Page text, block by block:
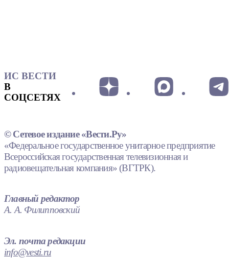
ИС ВЕСТИ
В
СОЦСЕТЯХ
© Сетевое издание «Вести.Ру»
«Федеральное государственное унитарное предприятие
Всероссийская государственная телевизионная и
радиовещательная компания» (ВГТРК).
Главный редактор
А. А. Филипповский
Эл. почта редакции
info@vesti.ru